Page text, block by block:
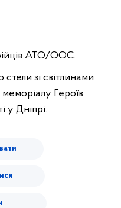
бійців АТО/ООС.
зі світлинами
Героїв
у Дніпрі.